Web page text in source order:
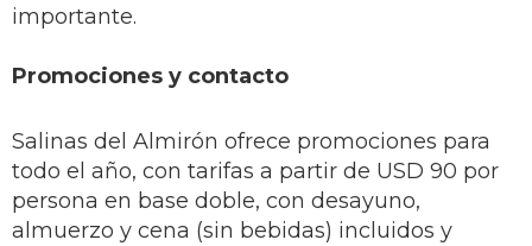
importante.
Promociones y contacto
Salinas del Almirón ofrece promociones para
todo el año, con tarifas a partir de USD 90 por
persona en base doble, con desayuno,
almuerzo y cena (sin bebidas) incluidos y